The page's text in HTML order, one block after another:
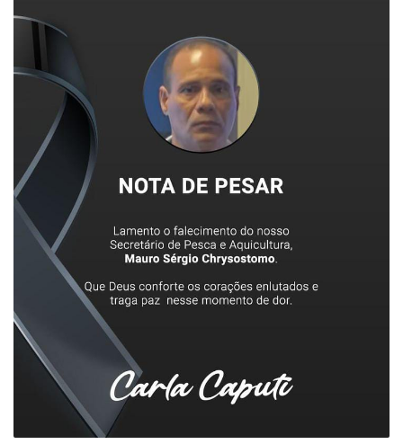
Desenvolvido
Hesea
Tecnologia
Sistemas